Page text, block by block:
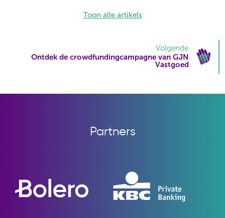
Toon alle artikels
Volgende
Ontdek de crowdfundingcampagne van GJN
Vastgoed
Partners